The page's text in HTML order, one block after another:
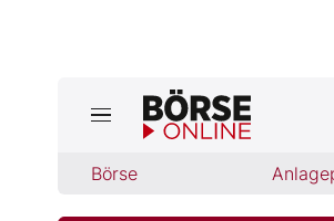
Börse
Jetzt aktuelle